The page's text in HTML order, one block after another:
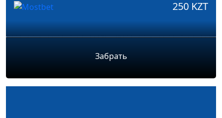
250 KZT
Забрать